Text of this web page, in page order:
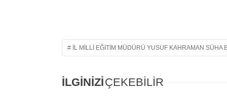
İL MILLI EĞITIM MÜDÜRÜ YUSUF KAHRAMAN SÜHA
İLGİNİZİÇEKEBİLİR